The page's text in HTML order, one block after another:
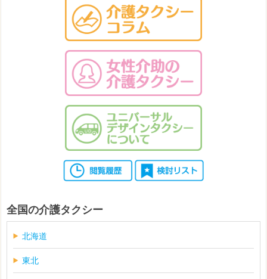
全国の介護タクシー
北海道
東北